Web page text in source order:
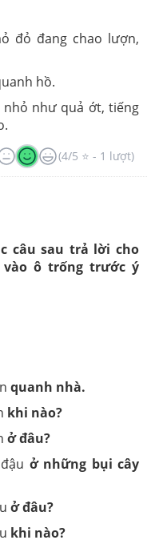
đỏ đang chao lượn,
hồ.
nhỏ như quả ớt, tiếng
(4/5 ⭐ - 1 lượt)
câu sau trả lời cho
vào ô trống trước ý
quanh nhà.
khi nào?
ở đâu?
ở những bụi cây
ở đâu?
khi nào?